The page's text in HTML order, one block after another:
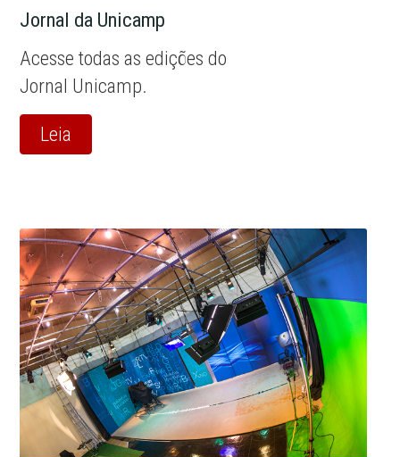
Jornal da Unicamp
Acesse todas as edições do
Jornal Unicamp.
Leia